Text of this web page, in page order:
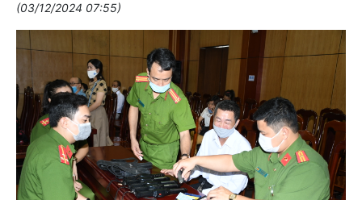
(03/12/2024 07:55)